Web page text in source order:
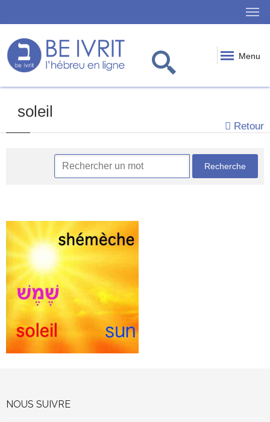
Menu
soleil
Retour
NOUS SUIVRE